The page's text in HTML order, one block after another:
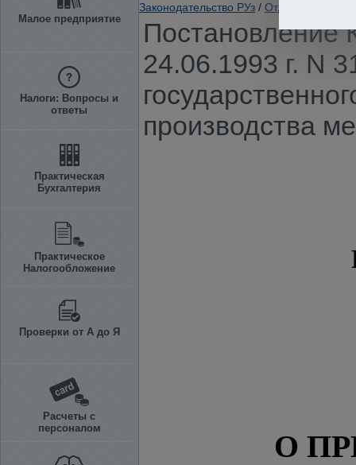
Малое предприятие
Налоги: Вопросы и
ответы
Практическая
Бухгалтерия
Практическое
Налогообложение
Проверки от А до Я
Расчеты с
персоналом
Законодательство РУз / Отдельные
Постановление
24.06.1993 г. N
производства
О